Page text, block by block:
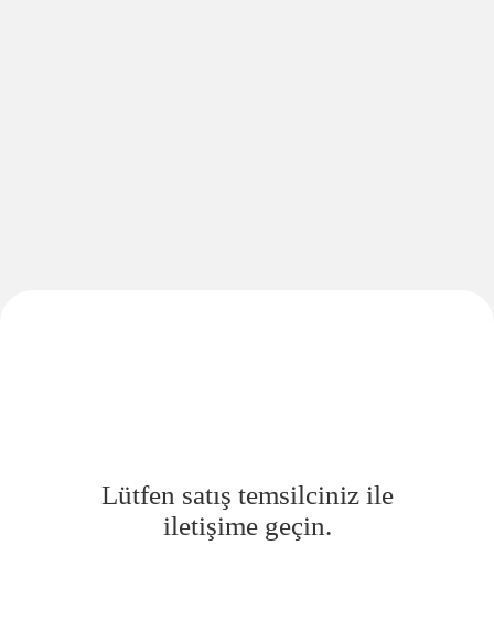
Lütfen satış temsilciniz ile
iletişime geçin.